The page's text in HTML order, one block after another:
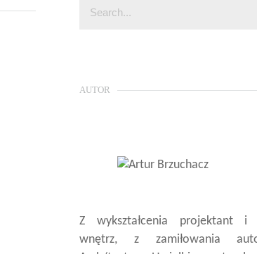
AUTOR
Z wykształcenia projektant i
wnętrz, z zamiłowania